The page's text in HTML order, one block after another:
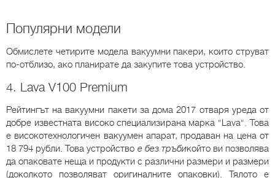
Популярни модели
Обмислете четирите модела вакуумни пакери, които струват
по-отблизо, ако планирате да закупите това устройство.
4. Lava V100 Premium
Рейтингът на вакуумни пакети за дома 2017 отваря уреда от
добре известната високо специализирана марка "Lava". Това
е високотехнологичен вакуумен апарат, продаван на цена от
18 794 рубли. Това устройство е без тръбикойто ви позволява
да опаковате неща и продукти с различни размери и размери
(доколкото позволяват оригиналните опаковки). Тялото е